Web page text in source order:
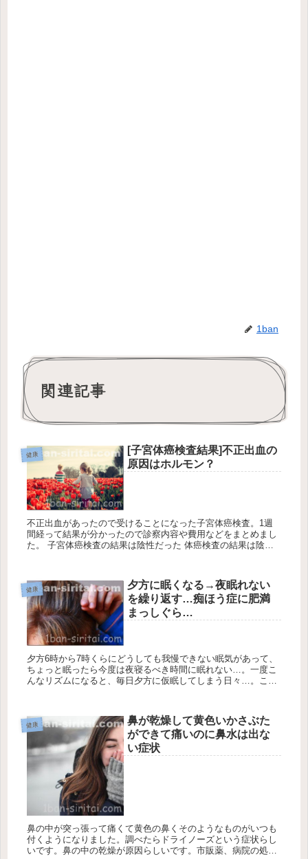
1ban
関連記事
健康
[子宮体癌検査結果]不正出血の
原因はホルモン？
不正出血があったので受けることになった子宮体癌検査。1週
間経って結果が分かったので診察内容や費用などをまとめまし
た。 子宮体癌検査の結果は陰性だった 体癌検査の結果は陰性
健康
夕方に眠くなる→夜眠れない
を繰り返す…痴ほう症に肥満
まっしぐら…
夕方6時から7時くらにどうしても我慢できない眠気があって、
ちょっと眠ったら今度は夜寝るべき時間に眠れない…。一度こ
んなリズムになると、毎日夕方に仮眠してしまう日々…。こん
健康
鼻が乾燥して黄色いかさぶた
ができて痛いのに鼻水は出な
い症状
鼻の中が突っ張って痛くて黄色の鼻くそのようなものがいつも
付くようになりました。調べたらドライノーズという症状らし
いです。鼻の中の乾燥が原因らしいです。市販薬、病院の処方